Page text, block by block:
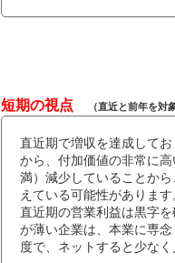
短期の視点 （直近と前年を対
直近期で増収を達成して
から、付加価値の非常に
満）減少していることか
えている可能性があります
直近期の営業利益は黒字
が薄い企業は、本業に専
度で、ネットすると少な